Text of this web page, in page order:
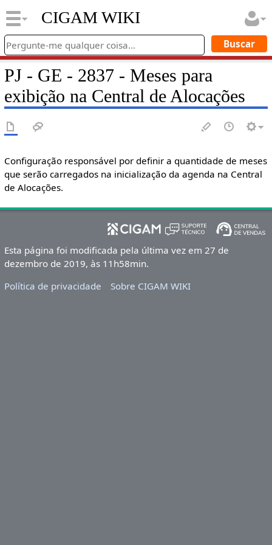
CIGAM WIKI
PJ - GE - 2837 - Meses para
exibição na Central de Alocações
Configuração responsável por definir a quantidade de meses
que serão carregados na inicialização da agenda na Central
de Alocações.
Esta página foi modificada pela última vez em 27 de
dezembro de 2019, às 11h58min.
Política de privacidade
Sobre CIGAM WIKI